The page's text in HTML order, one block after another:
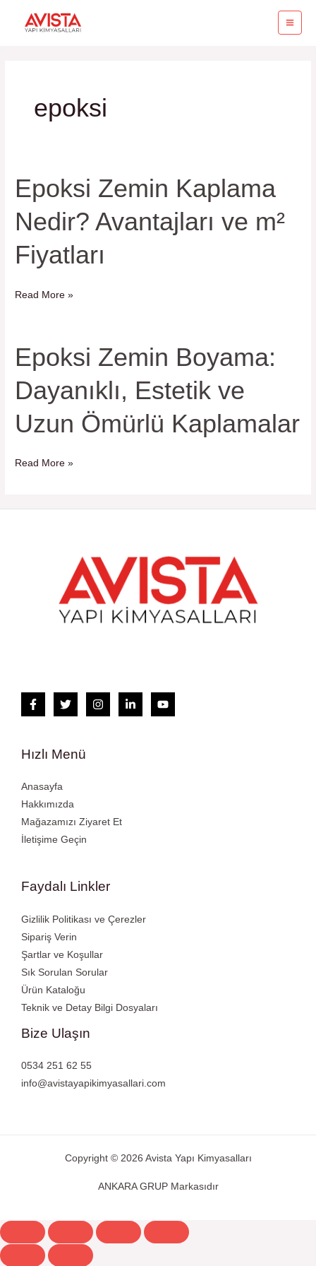
epoksi
Epoksi Zemin Kaplama
Nedir? Avantajları ve m²
Fiyatları
Epoksi
Zemin
Kaplama
Nedir?
Avantajları
Read More »
Epoksi Zemin Boyama:
Dayanıklı, Estetik ve
Uzun Ömürlü Kaplamalar
Epoksi
Zemin
Boyama:
Dayanıklı,
Estetik
Read More »
Hızlı Menü
Anasayfa
Hakkımızda
Mağazamızı Ziyaret Et
İletişime Geçin
Faydalı Linkler
Gizlilik Politikası ve Çerezler
Sipariş Verin
Şartlar ve Koşullar
Sık Sorulan Sorular
Ürün Kataloğu
Teknik ve Detay Bilgi Dosyaları
Bize Ulaşın
0534 251 62 55
info@avistayapikimyasallari.com
Copyright © 2026 Avista Yapı Kimyasalları
ANKARA GRUP Markasıdır